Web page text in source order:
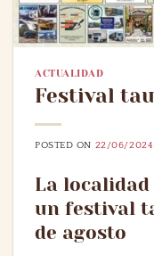
ACTUALIDAD
Festival
POSTED ON 22/06/2024
La
un festival
de agosto